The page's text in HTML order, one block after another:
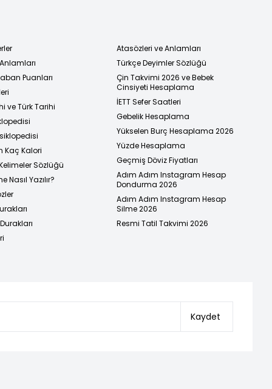
Puanları
ve Türk Tarihi
Kaç Kalori
Sözlüğü
Nasıl Yazılır?
Atasözleri ve Anlamları
Türkçe Deyimler Sözlüğü
Çin Takvimi 2026 ve Bebek
Cinsiyeti Hesaplama
İETT Sefer Saatleri
Gebelik Hesaplama
Yükselen Burç Hesaplama 2026
Yüzde Hesaplama
Geçmiş Döviz Fiyatları
Adım Adım Instagram Hesap
Dondurma 2026
Adım Adım Instagram Hesap
Silme 2026
Resmi Tatil Takvimi 2026
Kaydet